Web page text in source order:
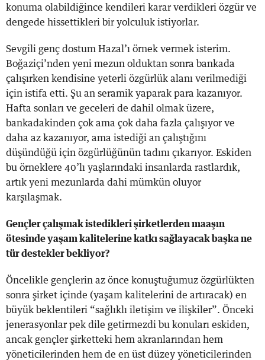
konuma olabildiğince kendileri karar verdikleri özgür ve
dengede hissettikleri bir yolculuk istiyorlar.
Sevgili genç dostum Hazal’ı örnek vermek isterim.
Boğaziçi’nden yeni mezun olduktan sonra bankada
çalışırken kendisine yeterli özgürlük alanı verilmediği
için istifa etti. Şu an seramik yaparak para kazanıyor.
Hafta sonları ve geceleri de dahil olmak üzere,
bankadakinden çok ama çok daha fazla çalışıyor ve
daha az kazanıyor, ama istediği an çalıştığını
düşündüğü için özgürlüğünün tadını çıkarıyor. Eskiden
bu örneklere 40’lı yaşlarındaki insanlarda rastlardık,
artık yeni mezunlarda dahi mümkün oluyor
karşılaşmak.
Gençler çalışmak istedikleri şirketlerden maaşın
ötesinde yaşam kalitelerine katkı sağlayacak başka ne
tür destekler bekliyor?
Öncelikle gençlerin az önce konuştuğumuz özgürlükten
sonra şirket içinde (yaşam kalitelerini de artıracak) en
büyük beklentileri “sağlıklı iletişim ve ilişkiler”. Önceki
jenerasyonlar pek dile getirmezdi bu konuları eskiden,
ancak gençler şirketteki hem akranlarından hem
yöneticilerinden hem de en üst düzey yöneticilerinden